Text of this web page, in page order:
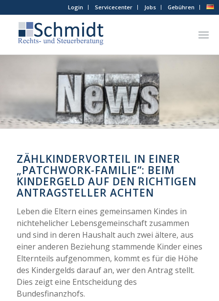
Login Servicecenter Jobs Gebühren
ZÄHLKINDERVORTEIL IN EINER
„PATCHWORK-FAMILIE“: BEIM
KINDERGELD AUF DEN RICHTIGEN
ANTRAGSTELLER ACHTEN
Leben die Eltern eines gemeinsamen Kindes in
nichtehelicher Lebensgemeinschaft zusammen
und sind in deren Haushalt auch zwei ältere, aus
einer anderen Beziehung stammende Kinder eines
Elternteils aufgenommen, kommt es für die Höhe
des Kindergelds darauf an, wer den Antrag stellt.
Dies zeigt eine Entscheidung des
Bundesfinanzhofs.